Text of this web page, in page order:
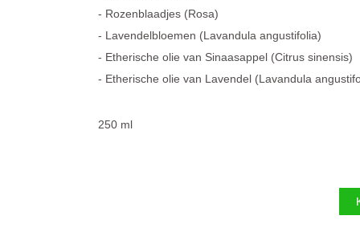
Rozenblaadjes (Rosa)
Lavendelbloemen (Lavandula angustifolia)
Etherische olie van Sinaasappel (Citrus sinensis)
Etherische olie van Lavendel (Lavandula
250 ml